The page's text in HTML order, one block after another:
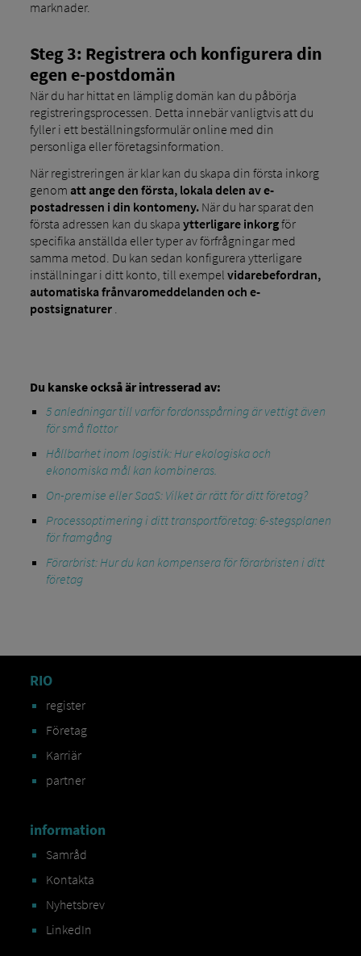
marknader.
Steg 3: Registrera och konfigurera din
egen e-postdomän
När du har hittat en lämplig domän kan du påbörja
registreringsprocessen. Detta innebär vanligtvis att du
fyller i ett beställningsformulär online med din
personliga eller företagsinformation.
När registreringen är klar kan du skapa din första inkorg
genom att ange den första, lokala delen av e-
postadressen i din kontomeny.När du har sparat den
första adressen kan du skapa ytterligare inkorgför
specifika anställda eller typer av förfrågningar med
samma metod. Du kan sedan konfigurera ytterligare
inställningar i ditt konto, till exempel vidarebefordran,
automatiska frånvaromeddelanden och e-
postsignaturer.
Du kanske också är intresserad av:
5 anledningar till varför fordonsspårning är vettigt även
för små flottor
Hållbarhet inom logistik: Hur ekologiska och
ekonomiska mål kan kombineras.
On-premise eller SaaS: Vilket är rätt för ditt företag?
Processoptimering i ditt transportföretag: 6-stegsplanen
för framgång
Förarbrist: Hur du kan kompensera för förarbristen i ditt
företag
RIO
register
Företag
Karriär
partner
information
Samråd
Kontakta
Nyhetsbrev
LinkedIn